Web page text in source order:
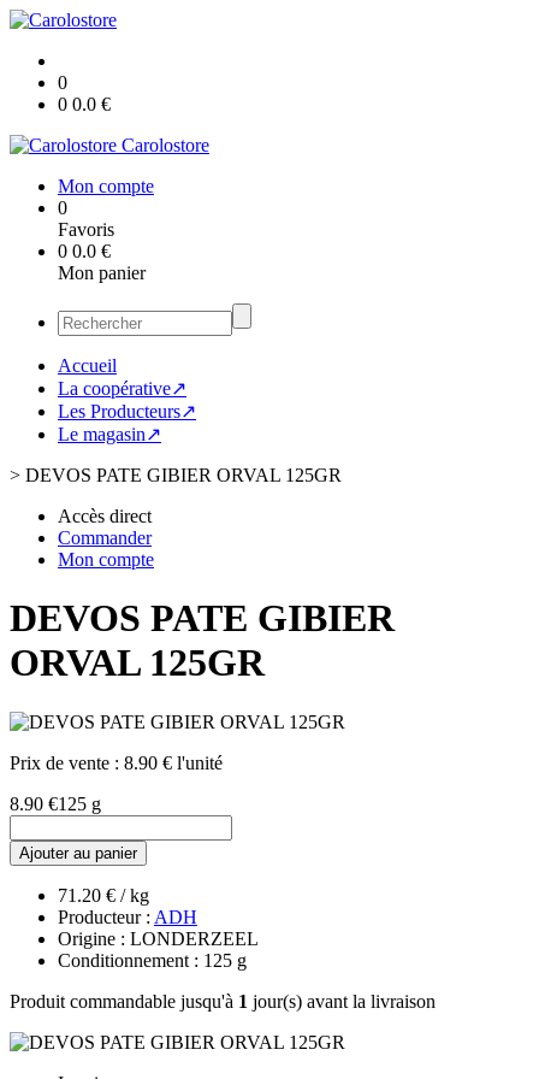
0
0 0.0 €
Carolostore
Mon compte
0
Favoris
0 0.0 €
Mon panier
Accueil
La coopérative↗
Les Producteurs↗
Le magasin↗
> DEVOS PATE GIBIER ORVAL 125GR
Accès direct
Commander
Mon compte
DEVOS PATE GIBIER
ORVAL 125GR
Prix de vente : 8.90 € l'unité
8.90 €125 g
Ajouter au panier
71.20 € / kg
Producteur : ADH
Origine : LONDERZEEL
Conditionnement : 125 g
Produit commandable jusqu'à 1 jour(s) avant la livraison